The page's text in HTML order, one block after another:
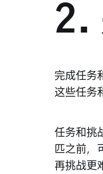
2.
完成任务
这些任务
任务和挑
匹之前，
再挑战更